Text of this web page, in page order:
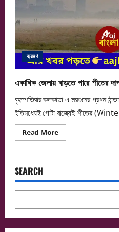
ভ্রমণ
একাধিক জেলায় বাড়তে পারে শীতের
বৃহস্পতিবার কলকাতা এ মরশুমের প্রথম
ইতিমধ্যেই গোটা রাজ্যেই শীতের
Read MoreRead
more
শীতের
SEARCH